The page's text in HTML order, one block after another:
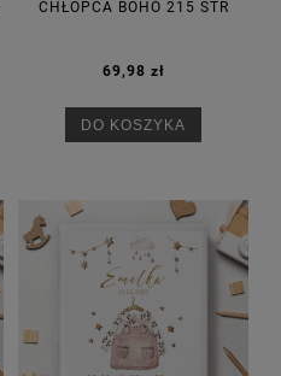
CHŁOPCA BOHO 215 STR
69,98 zł
DO KOSZYKA